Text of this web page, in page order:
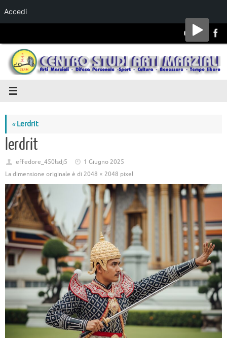
Accedi
Salta al
«Lerdrit
lerdrit
effedore_450lsdj5
1 Giugno 2025
La dimensione originale è di 2048 × 2048 pixel